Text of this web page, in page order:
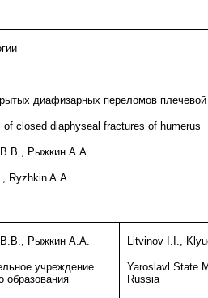
диафизарных переломов плечевой
of closed diaphyseal fractures of humerus
В.В., Рыжкин А.А.
Ryzhkin A.A.
В.В., Рыжкин А.А.
учреждение
образования
Litvinov I.I.,
Yaroslavl State
Russia